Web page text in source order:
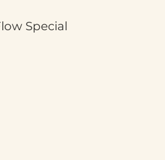
Special